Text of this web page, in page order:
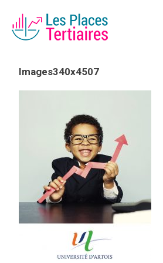
L’ASSOCIATION
LES CLUBS DES PLACES
VERIQUALIS
Images340x4507